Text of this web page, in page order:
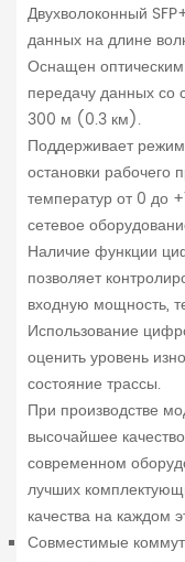
Двухволоконный
данных на длине
Оснащен
передачу данных со
300 м (0.3 км).
Поддерживает режим
остановки рабочего
температур от 0 до
сетевое
Наличие функции
позволяет
входную мощность,
Использование
оценить уровень
состояние трассы.
При производстве
высочайшее
современном
лучших
качества на каждом
Совместимые